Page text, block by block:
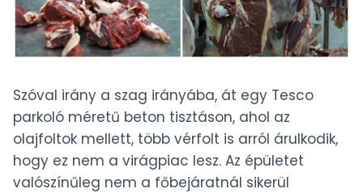
Szóval irány a szag irányába, át egy Tesco
parkoló méretű beton tisztáson, ahol az
olajfoltok mellett, több vérfolt is arról árulkodik,
hogy ez nem a virágpiac lesz. Az épületet
valószínűleg nem a főbejáratnál sikerül